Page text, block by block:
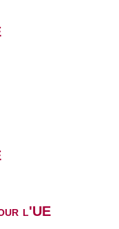
l'UE